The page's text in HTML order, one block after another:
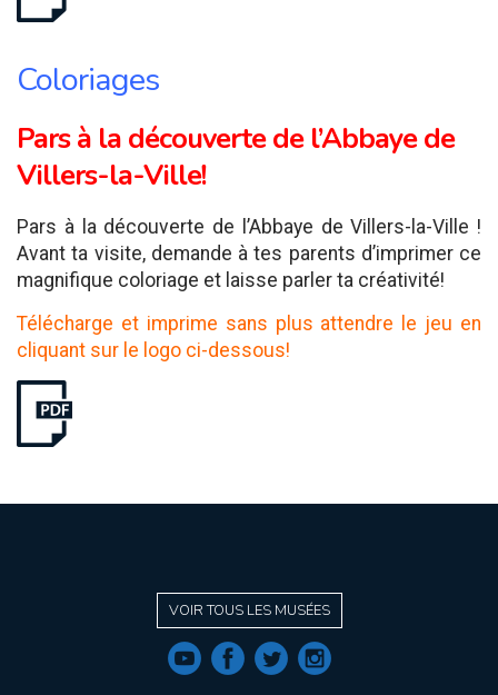
Coloriages
Pars à la découverte de l’Abbaye de
Villers-la-Ville!
Pars à la découverte de l’Abbaye de Villers-la-Ville !
Avant ta visite, demande à tes parents d’imprimer ce
magnifique coloriage et laisse parler ta créativité!
Télécharge et imprime sans plus attendre le jeu en
cliquant sur le logo ci-dessous!
VOIR TOUS LES MUSÉES
f a b e